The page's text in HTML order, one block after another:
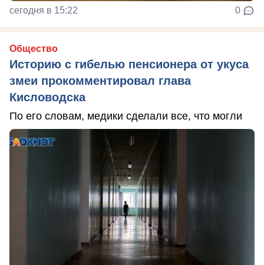
сегодня в 15:22 0
Общество
Историю с гибелью пенсионера от укуса
змеи прокомментировал глава
Кисловодска
По его словам, медики сделали все, что могли